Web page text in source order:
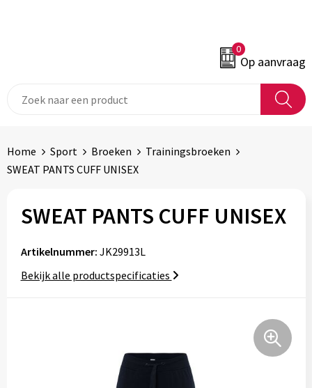
0
Op aanvraag
Home Sport Broeken
Trainingsbroeken
SWEAT PANTS CUFF UNISEX
SWEAT PANTS CUFF UNISEX
Artikelnummer: JK29913L
Bekijk alle productspecificaties